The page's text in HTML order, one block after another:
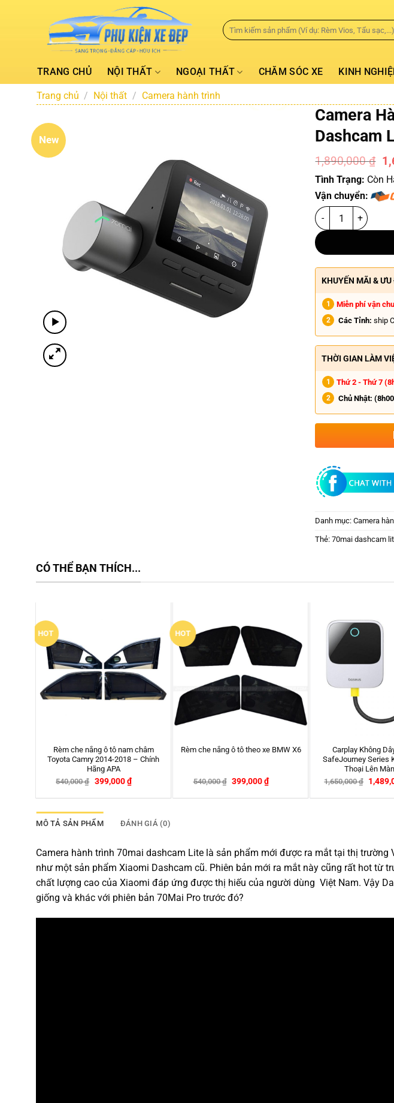
TRANG CHỦ NỘI THẤT NGOẠI THẤT CHĂM SÓC XE KINH
Trang chủ / Nội thất / Camera hành trình
New
Camera
Dashcam
1,890,000₫
Tình Trạng: Còn
Vận chuyển:
KHUYẾN MÃI &
Miễn phí vận
Các Tỉnh: ship
THỜI GIAN LÀM
Thứ 2 - Thứ 7
Chủ Nhật:
Danh mục:Camera
Thẻ:70mai dashcam
CÓ THỂ BẠN THÍCH...
ô tô nam châm
2018 – Chính
Rèm che nắng ô tô theo xe BMW X6
540,000₫ 399,000
Carplay Không Dây Baseus
SafeJourney Series Kết Nối Điện
1,650,000₫ 1,489,000 -10%
Thảm
MÔ TẢ SẢN PHẨM ĐÁNH GIÁ (0)
Camera hành trình 70mai dashcam Lite là sản phẩm mới được ra mắt tại thị
như một sản phẩm Xiaomi Dashcam cũ. Phiên bản mới ra mắt này cũng rất hot từ
chất lượng cao của Xiaomi đáp ứng được thị hiếu của người dùng Việt Nam. Vậy
giống và khác với phiên bản 70Mai Pro trước đó?